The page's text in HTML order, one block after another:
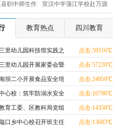
职中师生作
万达开云职教
动仪式
宣汉中学蒲江学校赴万源
长石学校开展托底性帮扶
活动
教育热点 四川教育
里幼儿园科技馆实践之
幕
点击:59516℃
里幼儿园开展家委会暨
动
点击:57220℃
坝二小开展食品安全培
动
点击:24959℃
心校：筑牢防溺水安全
点击:16798℃
育工委、区教科局党组
长唐澜调研指导罐子初
点击:14358℃
口乡中心校召开班主任
点击:13683℃